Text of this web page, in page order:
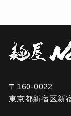
〒160-0022
東京都新宿区新